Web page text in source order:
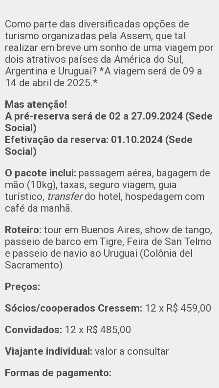
Como parte das diversificadas opções de
turismo organizadas pela Assem, que tal
realizar em breve um sonho de uma viagem por
dois atrativos países da América do Sul,
Argentina e Uruguai? *A viagem será de 09 a
14 de abril de 2025.*
Mas atenção!
A pré-reserva será de 02 a 27.09.2024 (Sede
Social)
Efetivação da reserva: 01.10.2024 (Sede
Social)
O pacote inclui: passagem aérea, bagagem de
mão (10kg), taxas, seguro viagem, guia
turístico, transferdo hotel, hospedagem com
café da manhã.
Roteiro: tour em Buenos Aires, show de tango,
passeio de barco em Tigre, Feira de San Telmo
e passeio de navio ao Uruguai (Colônia del
Sacramento)
Preços:
Sócios/cooperados Cressem: 12 x R$ 459,00
Convidados: 12 x R$ 485,00
Viajante individual: valor a consultar
Formas de pagamento: